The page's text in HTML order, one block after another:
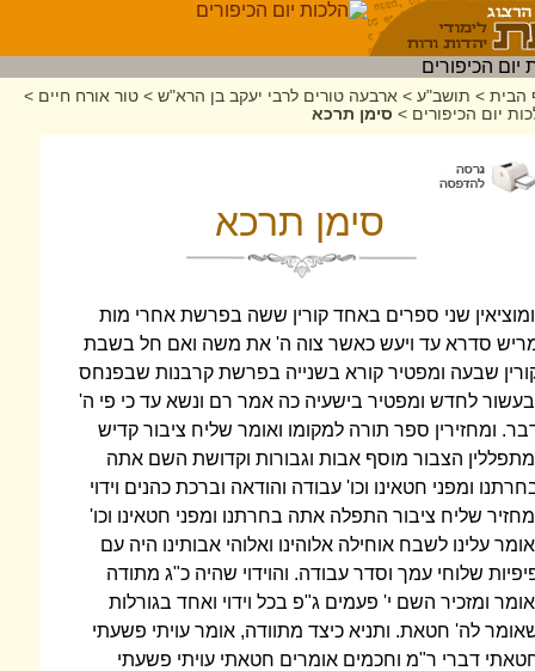
הבית > תושב"ע > ארבעה טורים לרבי יעקב בן הרא"ש > טור אורח חיים >
יום הכיפורים > סימן תרכא
סימן תרכא
ומוציאין שני ספרים באחד קורין ששה בפרשת אחרי מות
סדרא עד ויעש כאשר צוה ה' את משה ואם חל בשבת
שבעה ומפטיר קורא בשנייה בפרשת קרבנות שבפנחס
לחדש ומפטיר בישעיה כה אמר רם ונשא עד כי פי ה'
ומחזירין ספר תורה למקומו ואומר שליח ציבור קדיש
הצבור מוסף אבות וגבורות וקדושת השם אתה
ומפני חטאינו וכו' עבודה והודאה וברכת כהנים וידוי
שליח ציבור התפלה אתה בחרתנו ומפני חטאינו וכו'
עלינו לשבח אוחילה אלוהינו ואלוהי אבותינו היה עם
שלוחי עמך וסדר עבודה. והוידוי שהיה כ"ג מתודה
ומזכיר השם י' פעמים ג"פ בכל וידוי ואחד בגורלות
לה' חטאת. ותניא כיצד מתוודה, אומר עויתי פשעתי
דברי ר"מ וחכמים אומרים חטאתי עויתי פשעתי